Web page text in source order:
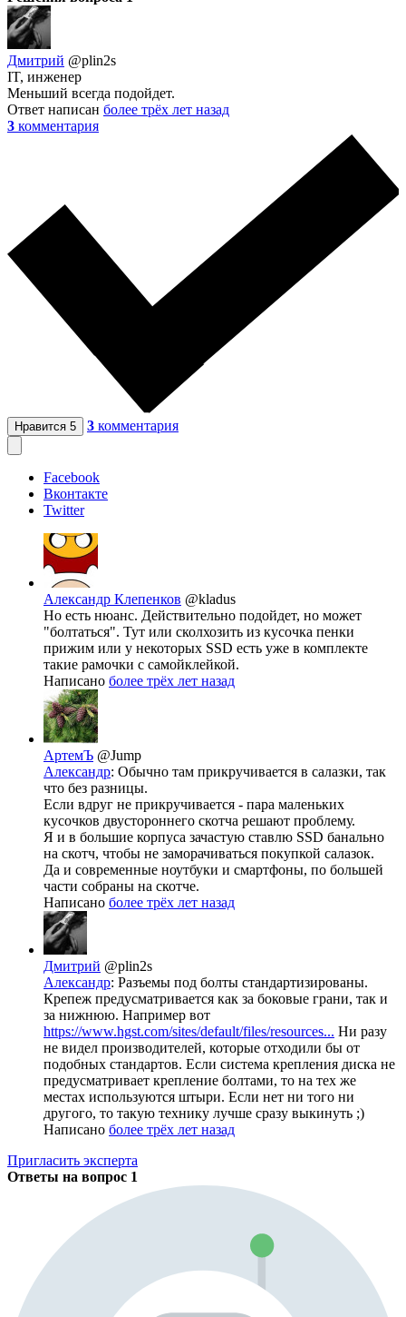
Дмитрий @plin2s
IT, инженер
Меньший всегда подойдет.
Ответ написан более трёх лет назад
3 комментария
Нравится 5 3 комментария
Facebook
Вконтакте
Twitter
Александр Клепенков @kladus
Но есть нюанс. Действительно подойдет, но может
"болтаться". Тут или сколхозить из кусочка пенки
прижим или у некоторых SSD есть уже в комплекте
такие рамочки с самойклейкой.
Написано более трёх лет назад
АртемЪ @Jump
Александр: Обычно там прикручивается в салазки, так
что без разницы.
Если вдруг не прикручивается - пара маленьких
кусочков двустороннего скотча решают проблему.
Я и в большие корпуса зачастую ставлю SSD банально
на скотч, чтобы не заморачиваться покупкой салазок.
Да и современные ноутбуки и смартфоны, по большей
части собраны на скотче.
Написано более трёх лет назад
Дмитрий @plin2s
Александр: Разъемы под болты стандартизированы.
Крепеж предусматривается как за боковые грани, так и
за нижнюю. Например вот
https://www.hgst.com/sites/default/files/resources... Ни разу
не видел производителей, которые отходили бы от
подобных стандартов. Если система крепления диска не
предусматривает крепление болтами, то на тех же
местах используются штыри. Если нет ни того ни
другого, то такую технику лучше сразу выкинуть ;)
Написано более трёх лет назад
Пригласить эксперта
Ответы на вопрос 1